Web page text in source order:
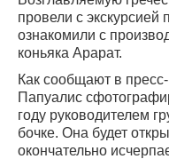
провели с экскурсией
ознакомили с
коньяка Арарат.
Как сообщают в
Папуалис
году руководителем
бочке. Она будет
окончательно